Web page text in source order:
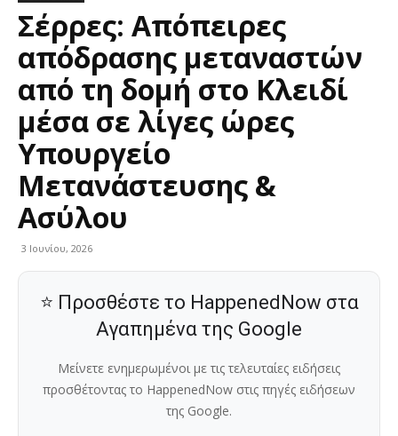
Σέρρες: Απόπειρες
απόδρασης μεταναστών
από τη δομή στο Κλειδί
μέσα σε λίγες ώρες
Υπουργείο
Μετανάστευσης &
Ασύλου
3 Ιουνίου, 2026
⭐ Προσθέστε το HappenedNow στα
Αγαπημένα της Google
Μείνετε ενημερωμένοι με τις τελευταίες ειδήσεις
προσθέτοντας το HappenedNow στις πηγές ειδήσεων
της Google.